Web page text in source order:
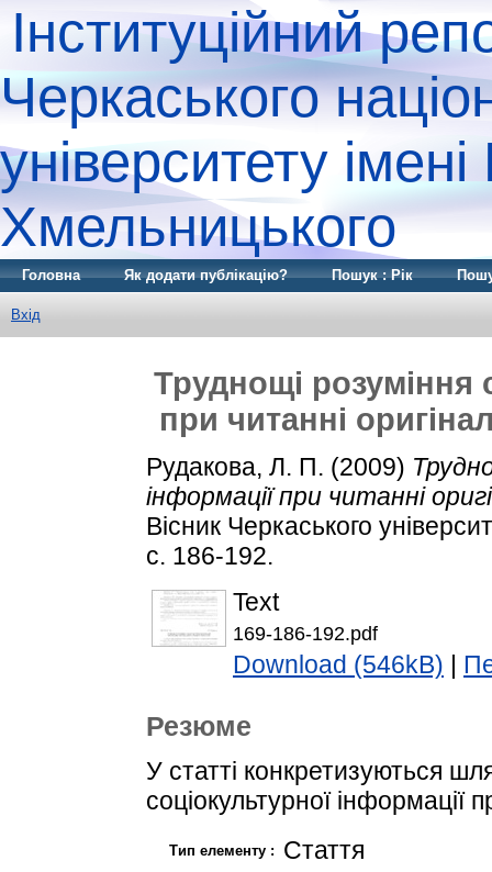
Інституційний
Черкаського
університету
Хмельницького
Головна Як додати публікацію? Пошук : Рік
Вхід
Труднощі розуміння
при читанні
Рудакова, Л. П. (2009)
інформації при читанні
Вісник Черкаського
с. 186-192.
Text
169-186-192.pdf
Download (546kB)
Резюме
У статті конкретизуються
соціокультурної інформації
Тип елементу : Стаття